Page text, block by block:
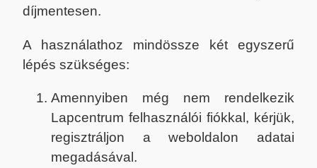
díjmentesen.
A használathoz mindössze két egyszerű
lépés szükséges:
Amennyiben még nem rendelkezik
Lapcentrum felhasználói fiókkal, kérjük,
regisztráljon a weboldalon adatai
megadásával.